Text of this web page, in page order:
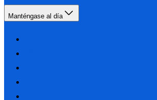
Manténgase al día